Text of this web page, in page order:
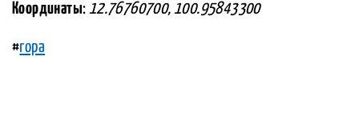
Координаты: 12.76760700, 100.95843300
#гора